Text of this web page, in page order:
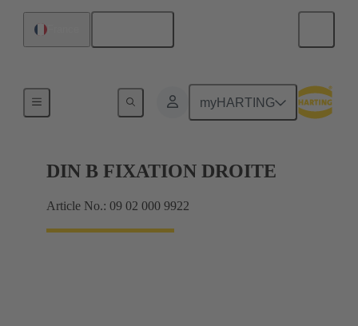
myHARTING
DIN B FIXATION DROITE
Article No.: 09 02 000 9922